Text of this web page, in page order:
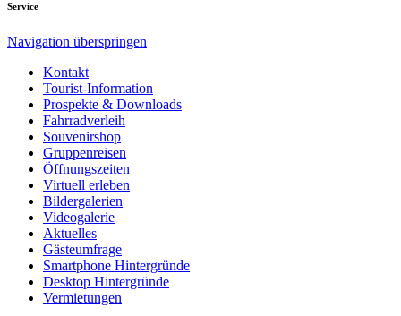
Service
Navigation überspringen
Kontakt
Tourist-Information
Prospekte & Downloads
Fahrradverleih
Souvenirshop
Gruppenreisen
Öffnungszeiten
Virtuell erleben
Bildergalerien
Videogalerie
Aktuelles
Gästeumfrage
Smartphone Hintergründe
Desktop Hintergründe
Vermietungen